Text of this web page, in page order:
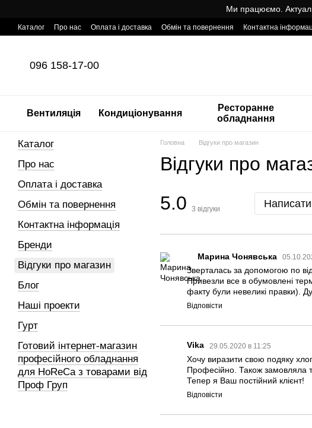
Ми працюємо.
Каталог Про нас Оплата і доставка Обмін та повернення Контактна
096 158-17-00
Вентиляція Кондиціонування
Ресторанне
обладнання
Головна Відгуки про магазин
Відгуки про
5.0
3 відгуки Написати
Марина Чонявська
Зверталась за допомогою по
Привезли все в обумовлені
факту були невеликі правки).
Відповісти
Vika 29.05.2020 в 11:25
Хочу виразити свою подяку
Професійно. Також замовляла
Тепер я Ваш постійний клієнт!
Відповісти
Каталог
Про нас
Оплата і доставка
Обмін та повернення
Контактна інформація
Бренди
Відгуки про магазин
Блог
Наші проекти
Гурт
Готовий інтернет-магазин
професійного обладнання
для HoReCa з товарами від
Проф Груп